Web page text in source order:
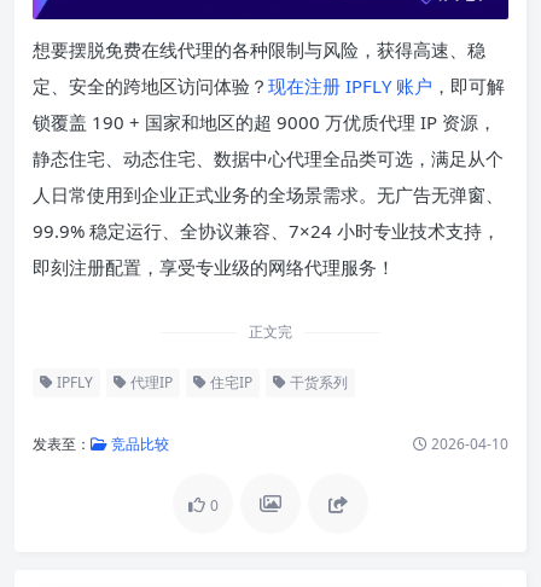
想要摆脱免费在线代理的各种限制与风险，获得高速、稳
定、安全的跨地区访问体验？ 现在注册 IPFLY 账户 ，即可解
锁覆盖 190 + 国家和地区的超 9000 万优质代理 IP 资源，
静态住宅、动态住宅、数据中心代理全品类可选，满足从个
人日常使用到企业正式业务的全场景需求。无广告无弹窗、
99.9% 稳定运行、全协议兼容、7×24 小时专业技术支持，
即刻注册配置，享受专业级的网络代理服务！
正文完
IPFLY 代理IP 住宅IP 干货系列
发表至： 竞品比较 2026-04-10
0